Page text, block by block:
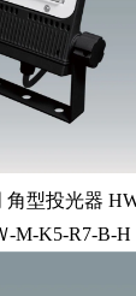
角型投光器
-M-K5-R7-B-H